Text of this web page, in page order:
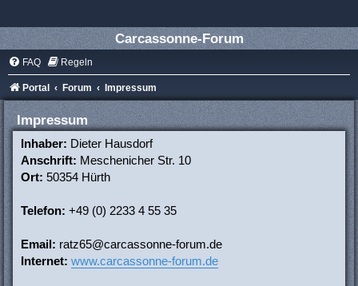
Carcassonne-Forum
FAQ Regeln
Portal Forum Impressum
Impressum
Inhaber: Dieter Hausdorf
Anschrift: Meschenicher Str. 10
Ort: 50354 Hürth
Telefon: +49 (0) 2233 4 55 35
Email: ratz65@carcassonne-forum.de
Internet: www.carcassonne-forum.de